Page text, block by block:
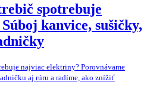
spotrebuje
kanvice, sušičky,
najviac elektriny? Porovnávame
aj rúru a radíme, ako znížiť